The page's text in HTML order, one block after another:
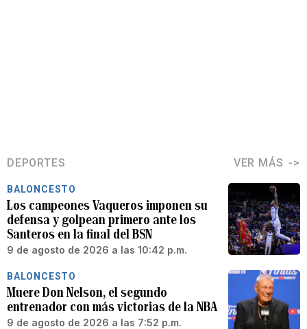
DEPORTES VER MÁS
BALONCESTO
Los campeones Vaqueros imponen su
defensa y golpean primero ante los
Santeros en la final del BSN
9 de agosto de 2026 a las 10:42 p.m.
BALONCESTO
Muere Don Nelson, el segundo
entrenador con más victorias de la NBA
9 de agosto de 2026 a las 7:52 p.m.